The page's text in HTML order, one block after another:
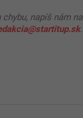
napíš nám na
.